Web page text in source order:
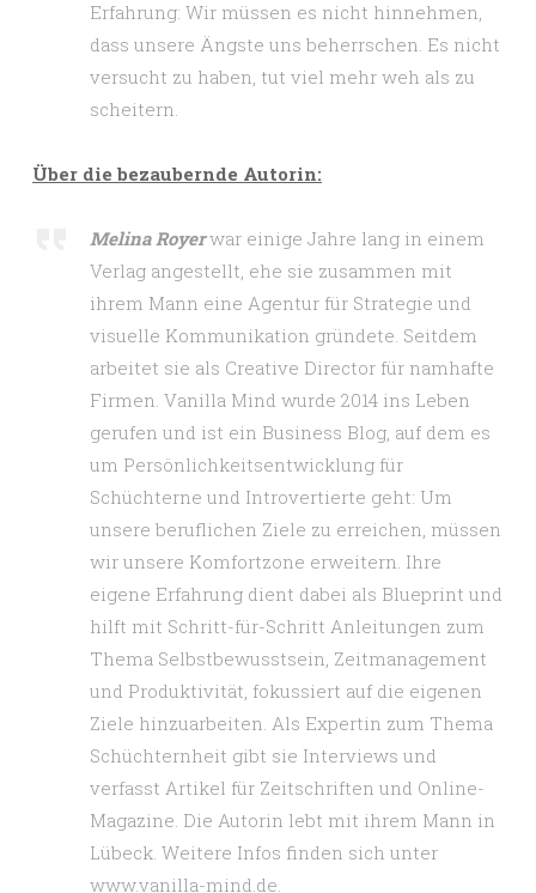
Erfahrung: Wir müssen es nicht hinnehmen,
dass unsere Ängste uns beherrschen. Es nicht
versucht zu haben, tut viel mehr weh als zu
scheitern.
Über die bezaubernde Autorin:
Melina Royerwar einige Jahre lang in einem
Verlag angestellt, ehe sie zusammen mit
ihrem Mann eine Agentur für Strategie und
visuelle Kommunikation gründete. Seitdem
arbeitet sie als Creative Director für namhafte
Firmen. Vanilla Mind wurde 2014 ins Leben
gerufen und ist ein Business Blog, auf dem es
um Persönlichkeitsentwicklung für
Schüchterne und Introvertierte geht: Um
unsere beruflichen Ziele zu erreichen, müssen
wir unsere Komfortzone erweitern. Ihre
eigene Erfahrung dient dabei als Blueprint und
hilft mit Schritt-für-Schritt Anleitungen zum
Thema Selbstbewusstsein, Zeitmanagement
und Produktivität, fokussiert auf die eigenen
Ziele hinzuarbeiten. Als Expertin zum Thema
Schüchternheit gibt sie Interviews und
verfasst Artikel für Zeitschriften und Online-
Magazine. Die Autorin lebt mit ihrem Mann in
Lübeck. Weitere Infos finden sich unter
www.vanilla-mind.de.